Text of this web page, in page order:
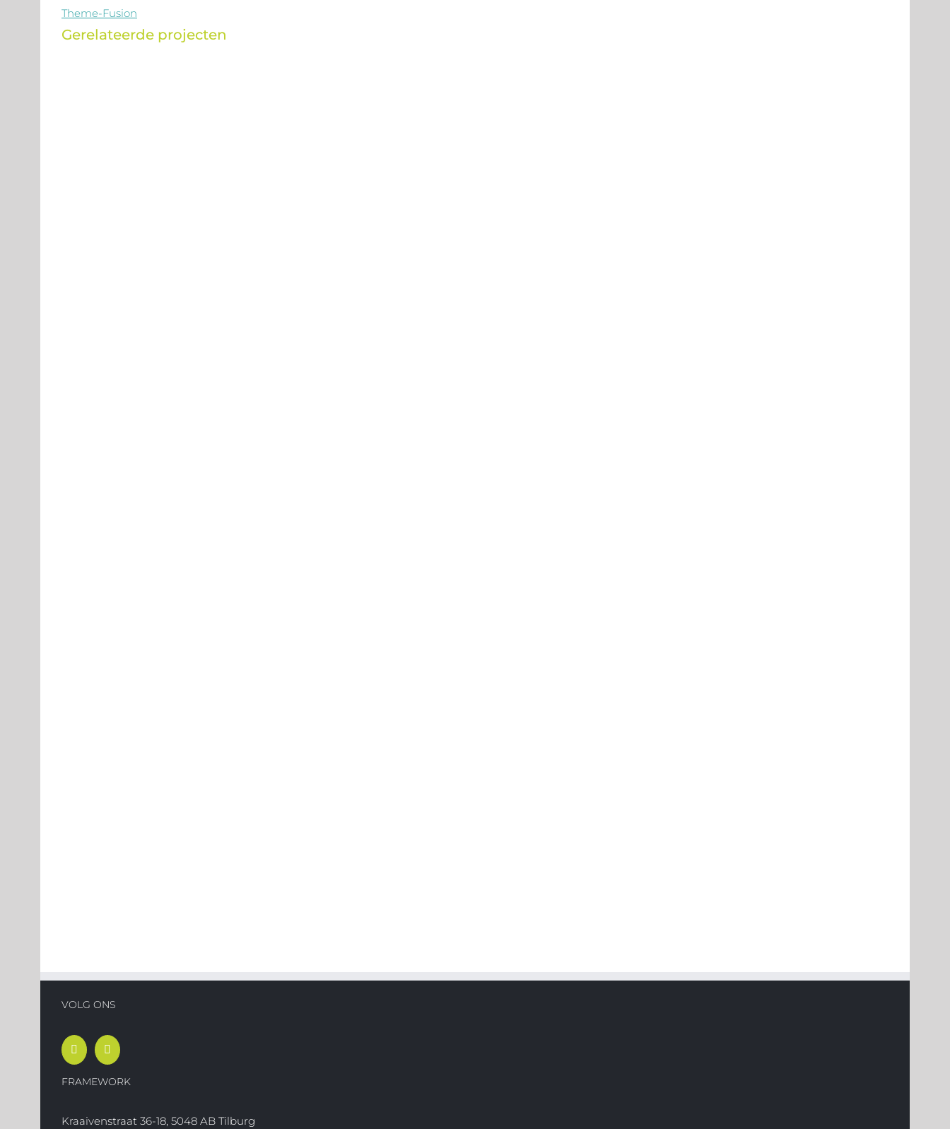
Theme-Fusion
Gerelateerde projecten
VOLG ONS
FRAMEWORK
Kraaivenstraat 36-18, 5048 AB Tilburg